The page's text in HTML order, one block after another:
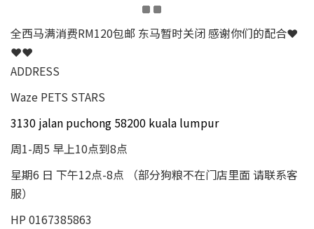
全西马满消费RM120包邮 东马暂时关闭 感谢你们的配合❤
❤❤
ADDRESS
Waze PETS STARS
3130 jalan puchong 58200 kuala lumpur
周1-周5 早上10点到8点
星期6 日 下午12点-8点 （部分狗粮不在门店里面 请联系客
服）
HP 0167385863